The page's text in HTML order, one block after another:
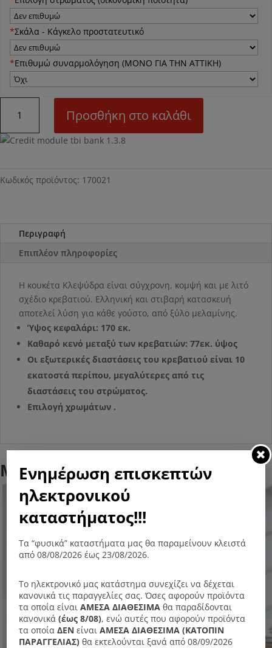
*Σκάλα - Κάγκελο προστατευτικό
*Επιθυμώ συναρμολόγηση (ΜΟΝΟ ΓΙΑ ΤΗΝ ΑΤΤΙΚΗ)
Κρεβάτι
κουκέτα
Κλεψύδρα
Προσθήκη στο καλάθι
Κωδικός προϊόντος: 170021
Περιγραφή
Επιπλέον πληροφορίες
Η κουκέτα Κλεψύδρα είναι σύγχρονη, κομψή και με λιτό
σχέδιο κρεβατιού. Ελληνική και στιβαρή κατασκευή
αποτελεί λύση για κάθε γούστο, από ξύλο μελαμίνης.
Ύψος κεφαλάρι: 170 εκ.
Καθαρό κενό μεταξύ των κρεβατιών: 77εκ. ύψος
Οι εξωτερικές διαστάσεις του κρεβατιού είναι 10
εκατοστά περίπου, μεγαλύτερες από τις
διαστάσεις του στρώματος.
Επιλογή χρωμάτων .
Μπορεί επίσης να σας αρέσει…
- 17%
Ενημέρωση επισκεπτών
ηλεκτρονικού
καταστήματος!!!
Τα “φυσικά” καταστήματα μας θα παραμείνουν κλειστά
από 08/08/2026 έως 23/08/2026.
Το ηλεκτρονικό μας κατάστημα συνεχίζει να δέχεται
κανονικά τις παραγγελίες σας. Όσες αφορούν προϊόντα
τα οποία είναιΑΜΕΣΑ ΔΙΑΘΕΣΙΜΑ θα παραδίδονται
κανονικά(έως 8/08), ενώ αυτές που αφορούν προϊόντα
τα οποίαΔΕΝ είναι ΑΜΕΣΑ ΔΙΑΘΕΣΙΜΑ (ΚΑΤΟΠΙΝ
ΠΑΡΑΓΓΕΛIΑΣ) θα εκτελούνται ξανά από 08/09/2026